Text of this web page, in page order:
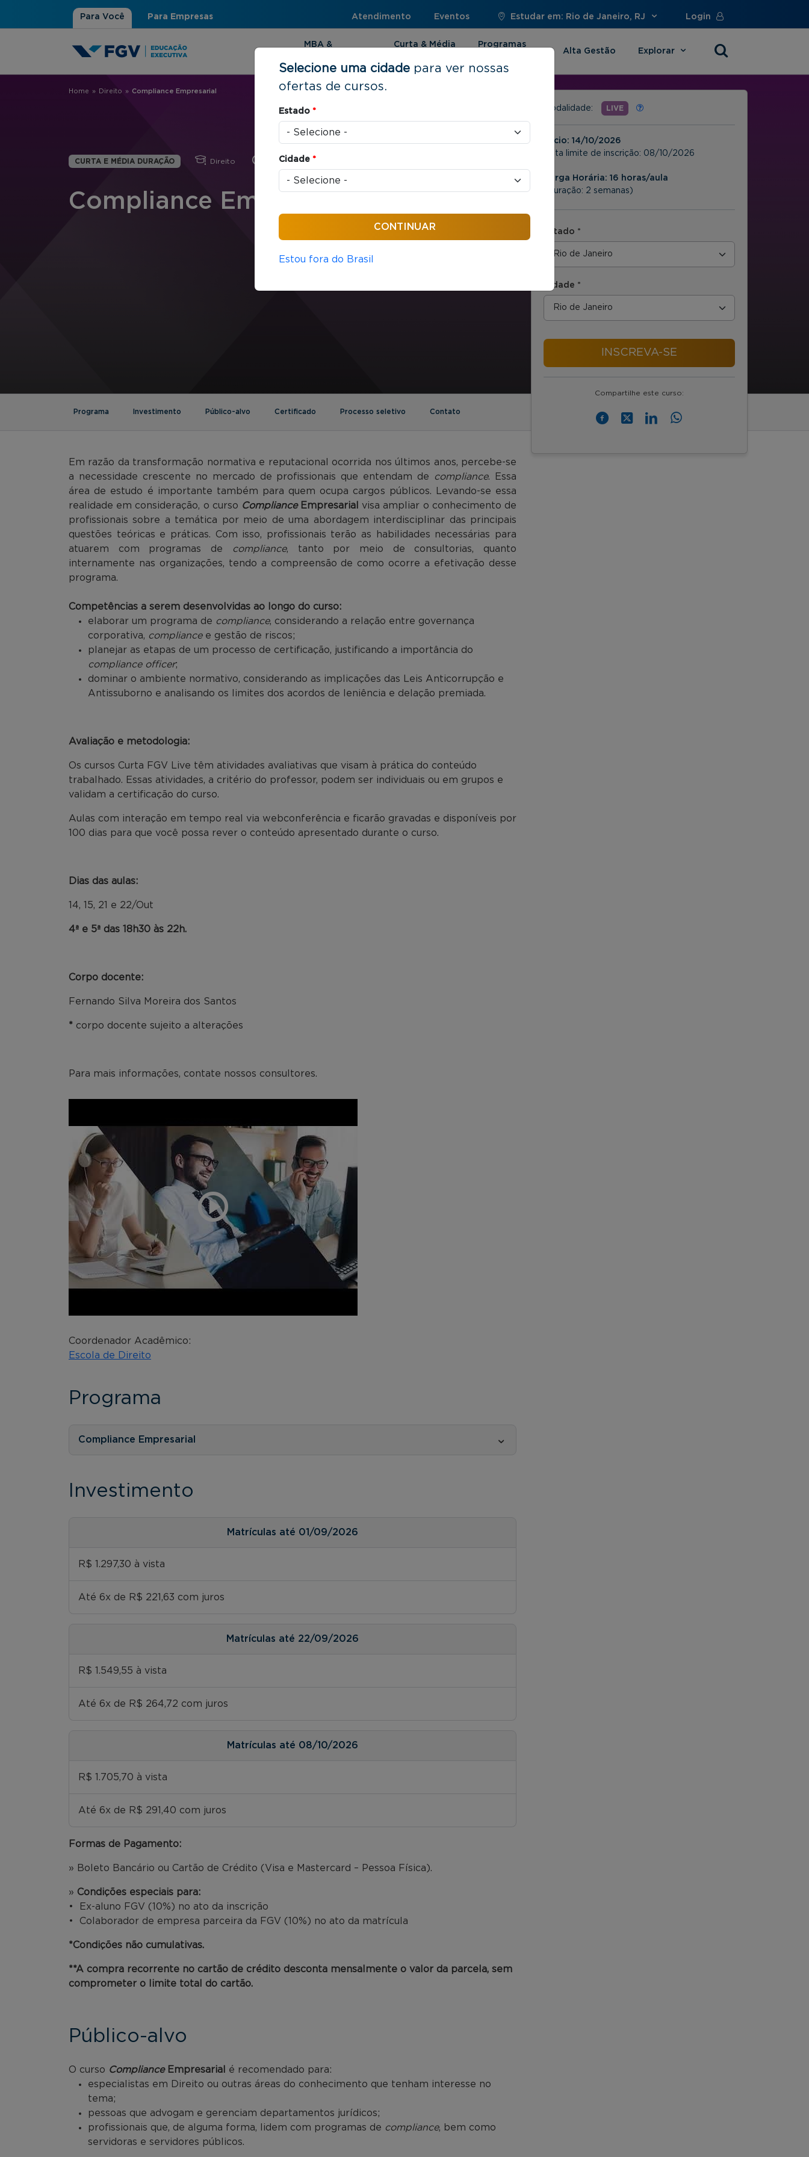
Para Você Para Empresas Atendimento Eventos Estudar em: Rio de Janeiro, RJ Login
MBA &
Curta & Média
Programas
Alta Gestão Explorar
Modalidade: LIVE
Início: 14/10/2026
Data limite de inscrição: 08/10/2026
Carga Horária: 16 horas/aula
(Duração: 2 semanas)
Estado *
Cidade *
INSCREVA-SE
Compartilhe este curso:
Você está aqui
Home » Direito » Compliance Empresarial
CURTA E MÉDIA DURAÇÃO Direito 16 horas / aula
Compliance Empresarial
Programa Investimento Público-alvo Certificado Processo seletivo Contato
Em razão da transformação normativa e reputacional ocorrida nos últimos anos, percebe-se
a necessidade crescente no mercado de profissionais que entendam de
compliance. Essa
área de estudo é importante também para quem ocupa cargos públicos. Levando-se essa
realidade em consideração, o curso Compliance Empresarialvisa ampliar o conhecimento de
profissionais sobre a temática por meio de uma abordagem interdisciplinar das principais
questões teóricas e práticas. Com isso, profissionais terão as habilidades necessárias para
atuarem com programas de
compliance, tanto por meio de consultorias, quanto
internamente nas organizações, tendo a compreensão de como ocorre a efetivação desse
programa.
Competências a serem desenvolvidas ao longo do curso:
elaborar um programa de compliance, considerando a relação entre governança
corporativa, compliance e gestão de riscos;
planejar as etapas de um processo de certificação, justificando a importância do
compliance officer;
dominar o ambiente normativo, considerando as implicações das Leis Anticorrupção e
Antissuborno e analisando os limites dos acordos de leniência e delação premiada.
Avaliação e metodologia:
Os cursos Curta FGV Live têm atividades avaliativas que visam à prática do conteúdo
trabalhado. Essas atividades, a critério do professor, podem ser individuais ou em grupos e
validam a certificação do curso.
Aulas com interação em tempo real via webconferência e ficarão gravadas e disponíveis por
100 dias para que você possa rever o conteúdo apresentado durante o curso.
Dias das aulas:
14, 15, 21 e 22/Out
4ª e 5ª das 18h30 às 22h.
Corpo docente:
Fernando Silva Moreira dos Santos
* corpo docente sujeito a alterações
Para mais informações, contate nossos consultores.
Coordenador Acadêmico:
Escola de Direito
Programa
Compliance Empresarial
Investimento
Matrículas até 01/09/2026
R$ 1.297,30 à vista
Até 6x de R$ 221,63 com juros
Matrículas até 22/09/2026
R$ 1.549,55 à vista
Até 6x de R$ 264,72 com juros
Matrículas até 08/10/2026
R$ 1.705,70 à vista
Até 6x de R$ 291,40 com juros
Formas de Pagamento:
» Boleto Bancário ou Cartão de Crédito (Visa e Mastercard – Pessoa Física).
» Condições especiais para:
• Ex-aluno FGV (10%) no ato da inscrição
• Colaborador de empresa parceira da FGV (10%) no ato da matrícula
*Condições não cumulativas.
**A compra recorrente no cartão de crédito desconta mensalmente o valor da parcela, sem
comprometer o limite total do cartão.
Público-alvo
O curso ComplianceEmpresarial
é recomendado para:
especialistas em Direito ou outras áreas do conhecimento que tenham interesse no
tema;
pessoas que advogam e gerenciam departamentos jurídicos;
profissionais que, de alguma forma, lidem com programas de compliance, bem como
servidoras e servidores públicos.
Selecione uma cidade para ver nossas
ofertas de cursos.
Estado *
Cidade *
Estou fora do Brasil